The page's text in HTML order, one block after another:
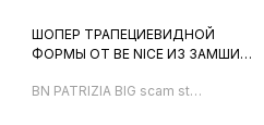
ШОПЕР ТРАПЕЦИЕВИДНОЙ
ФОРМЫ ОТ BE NICE ИЗ ЗАМШИ
ПОД ЖИРАФА
BN PATRIZIA BIG scam st